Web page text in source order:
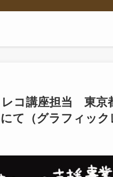
コ講座担当 東京
て（グラフィック